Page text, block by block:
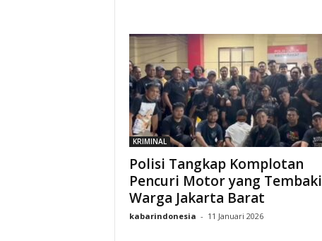
KRIMINAL
Polisi Tangkap Komplotan
Pencuri Motor yang Tembaki
Warga Jakarta Barat
kabarindonesia - 11 Januari 2026